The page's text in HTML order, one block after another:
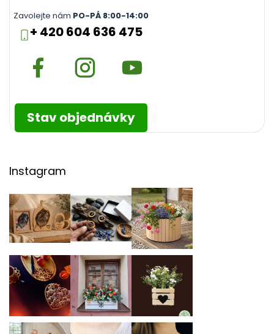
Zavolejte nám PO-PÁ 8:00-14:00
+ 420 604 636 475
Stav objednávky
Instagram